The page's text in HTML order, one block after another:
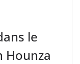
le
Hounza